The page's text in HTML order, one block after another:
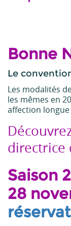
Bonne
Le
Les modalités
les mêmes en
affection longue
directrice
Saison
28